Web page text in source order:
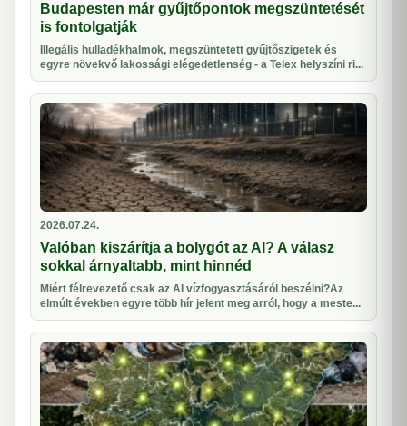
Budapesten már gyűjtőpontok megszüntetését
is fontolgatják
Illegális hulladékhalmok, megszüntetett gyűjtőszigetek és
egyre növekvő lakossági elégedetlenség - a Telex helyszíni ri...
2026.07.24.
Valóban kiszárítja a bolygót az AI? A válasz
sokkal árnyaltabb, mint hinnéd
Miért félrevezető csak az AI vízfogyasztásáról beszélni?Az
elmúlt években egyre több hír jelent meg arról, hogy a meste...